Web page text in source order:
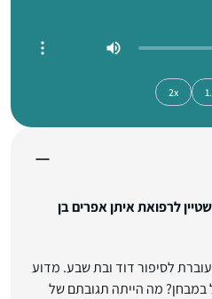
2x
לרפואת איתן אפרים בן
לסיפור דוד ובת שבע. מדוע
במבחן? מה הייתה תגובתם של